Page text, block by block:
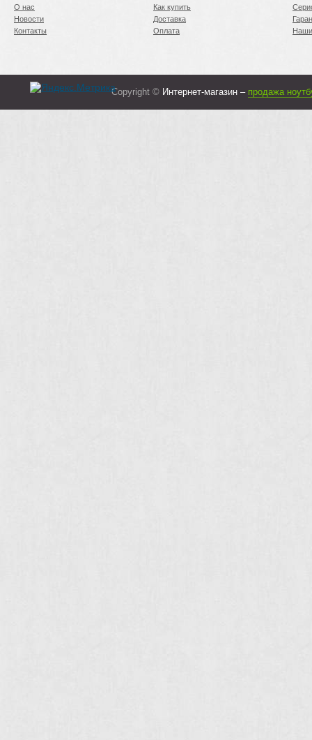
О нас
Новости
Контакты
Как купить
Доставка
Оплата
Copyright © Интернет-магазин – продажа